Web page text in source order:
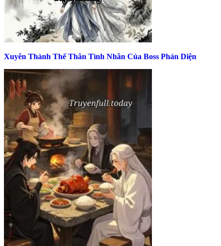
Xuyên Thành Thế Thân Tình Nhân Của Boss Phản Diện